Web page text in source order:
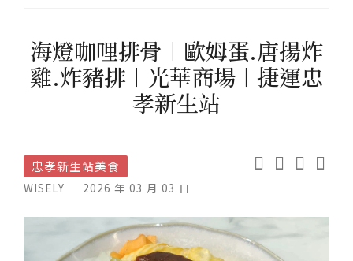
海燈咖哩排骨︱歐姆蛋.唐揚炸
雞.炸豬排︱光華商場︱捷運忠
孝新生站
忠孝新生站美食
WISELY 2026 年 03 月 03 日